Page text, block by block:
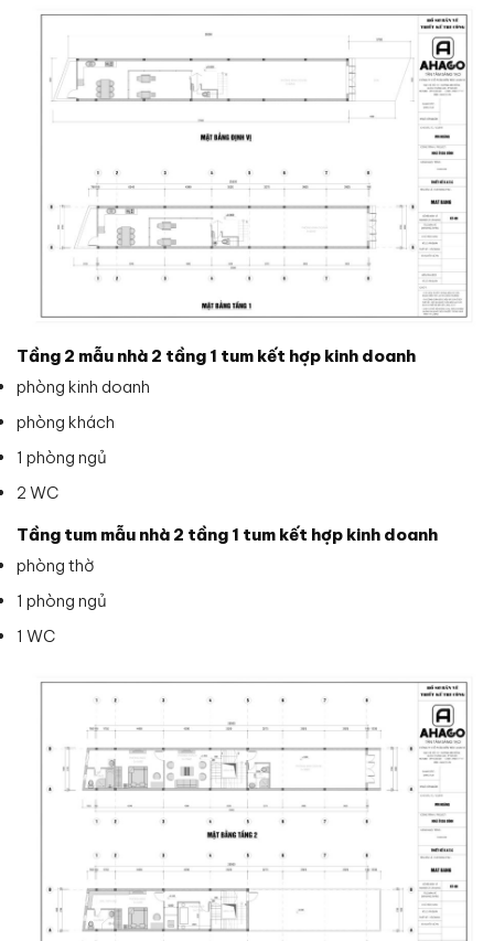
Tầng 2 mẫu nhà 2 tầng 1 tum kết hợp kinh doanh
phòng kinh doanh
phòng khách
1 phòng ngủ
2 WC
Tầng tum mẫu nhà 2 tầng 1 tum kết hợp kinh doanh
phòng thờ
1 phòng ngủ
1 WC